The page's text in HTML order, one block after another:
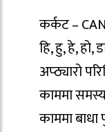
कर्कट –
हि, हु, हे, हो,
अप्ठ्यारो
काममा
काममा